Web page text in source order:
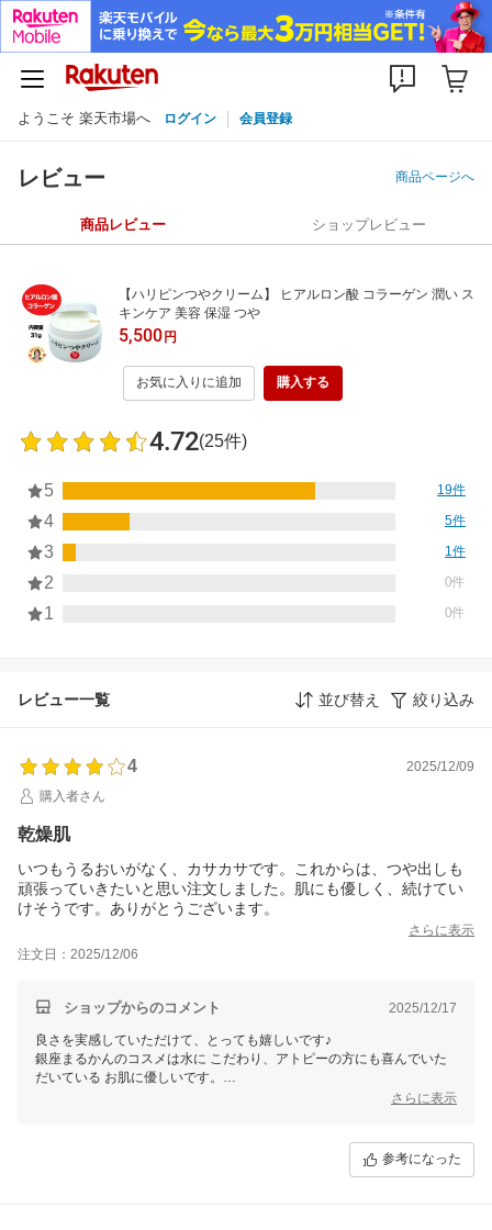
ようこそ 楽天市場へ ログイン 会員登録
レビュー 商品ページへ
商品レビュー ショップレビュー
【ハリピンつやクリーム】 ヒアルロン酸 コラーゲン 潤い ス
キンケア 美容 保湿 つや
5,500円
お気に入りに追加 購入する
4.72(25件)
5 19件
4 5件
3 1件
2 0件
1 0件
レビュー一覧 並び替え 絞り込み
4
2025/12/09
購入者さん
乾燥肌
いつもうるおいがなく、カサカサです。これからは、つや出しも
頑張っていきたいと思い注文しました。肌にも優しく、続けてい
けそうです。ありがとうございます。
さらに表示
注文日：2025/12/06
ショップからのコメント 2025/12/17
良さを実感していただけて、とっても嬉しいです♪
銀座まるかんのコスメは水に こだわり、アトピーの方にも喜んでいた
だいている お肌に優しいです。
さらに表示
参考になった